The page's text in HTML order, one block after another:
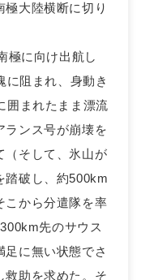
極大陸横断に切り
極に向け出航し
に阻まれ、身動き
囲まれたまま漂流
ランス号が崩壊を
（そして、氷山が
踏破し、約500km
こから分遣隊を率
先のサウス
に無い状態でさ
救助を求めた。そ